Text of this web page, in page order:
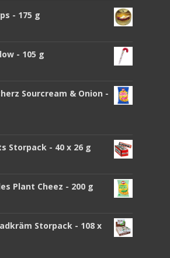
- 175 g
- 105 g
Sourcream & Onion -
Storpack - 40 x 26 g
Plant Cheez - 200 g
Storpack - 108 x